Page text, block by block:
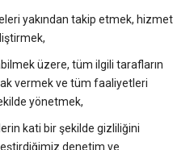
yakından takip etmek, hizmet
üzere, tüm ilgili tarafların
vermek ve tüm faaliyetleri
yönetmek,
kati bir şekilde gizliliğini
denetim ve